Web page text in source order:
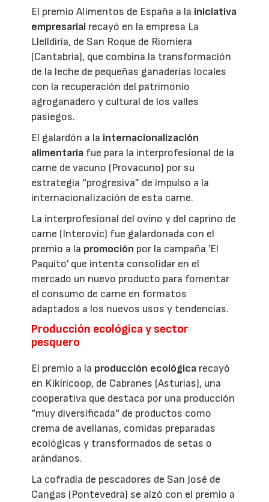
El premio Alimentos de España a la iniciativa
empresarial recayó en la empresa La
Llelldiría, de San Roque de Riomiera
(Cantabria), que combina la transformación
de la leche de pequeñas ganaderías locales
con la recuperación del patrimonio
agroganadero y cultural de los valles
pasiegos.
El galardón a la internacionalización
alimentaria fue para la interprofesional de la
carne de vacuno (Provacuno) por su
estrategia “progresiva” de impulso a la
internacionalización de esta carne.
La interprofesional del ovino y del caprino de
carne (Interovic) fue galardonada con el
premio a la promoción por la campaña 'El
Paquito' que intenta consolidar en el
mercado un nuevo producto para fomentar
el consumo de carne en formatos
adaptados a los nuevos usos y tendencias.
Producción ecológica y sector
pesquero
El premio a la producción ecológica recayó
en Kikiricoop, de Cabranes (Asturias), una
cooperativa que destaca por una producción
“muy diversificada“ de productos como
crema de avellanas, comidas preparadas
ecológicas y transformados de setas o
arándanos.
La cofradía de pescadores de San José de
Cangas (Pontevedra) se alzó con el premio a